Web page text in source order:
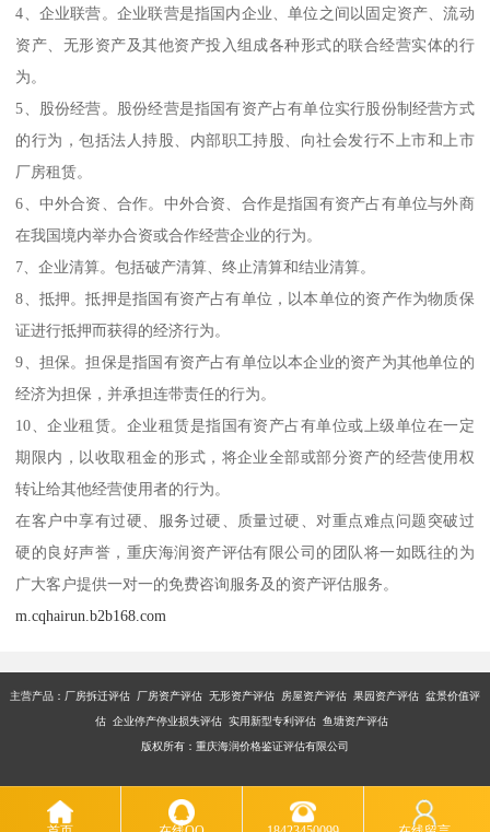
4、企业联营。企业联营是指国内企业、单位之间以固定资产、流动
资产、无形资产及其他资产投入组成各种形式的联合经营实体的行
为。
5、股份经营。股份经营是指国有资产占有单位实行股份制经营方式
的行为，包括法人持股、内部职工持股、向社会发行不上市和上市
厂房租赁。
6、中外合资、合作。中外合资、合作是指国有资产占有单位与外商
在我国境内举办合资或合作经营企业的行为。
7、企业清算。包括破产清算、终止清算和结业清算。
8、抵押。抵押是指国有资产占有单位，以本单位的资产作为物质保
证进行抵押而获得的经济行为。
9、担保。担保是指国有资产占有单位以本企业的资产为其他单位的
经济为担保，并承担连带责任的行为。
10、企业租赁。企业租赁是指国有资产占有单位或上级单位在一定
期限内，以收取租金的形式，将企业全部或部分资产的经营使用权
转让给其他经营使用者的行为。
在客户中享有过硬、服务过硬、质量过硬、对重点难点问题突破过
硬的良好声誉，重庆海润资产评估有限公司的团队将一如既往的为
广大客户提供一对一的免费咨询服务及的资产评估服务。
m.cqhairun.b2b168.com
主营产品：厂房拆迁评估 厂房资产评估 无形资产评估 房屋资产评估 果园资产评估 盆景价值评
估 企业停产停业损失评估 实用新型专利评估 鱼塘资产评估
版权所有：重庆海润价格鉴证评估有限公司